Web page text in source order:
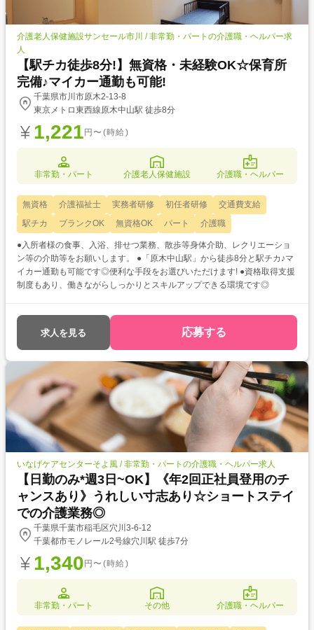
介護老人保健施設サンセール市川 / 非常勤・パートの介護職・ヘルパー求
人
【駅チカ徒歩8分!】無資格・未経験OK☆保育所
完備♪マイカー通勤も可能!
千葉県市川市原木2-13-8
東京メトロ東西線原木中山駅 徒歩8分
1,221 円〜(時給)
非常勤・パート 介護老人保健施設 介護職・ヘルパー
無資格 介護福祉士 実務者研修 初任者研修
交通費支給
駅チカ
ブランクOK 無資格OK パート 介護職
●入所者様の食事、入浴、排せつ業務、散歩等身体介助、レクリエーショ
ン等の介助等をお願いします。 ●「原木中山駅」から徒歩8分と駅チカ♪マ
イカー通勤も可能です◎便利な手段をお選びいただけます! ●資格取得支援
制度もあり、働きながらしっかりとスキルアップできる環境です◎
求人を見る 応募する
いなげケアセンターそよ風 / 非常勤・パートの介護職・ヘルパー求人
【日勤のみ*週3日~OK】《年2回正社員登用のチ
ャンスあり》うれしい寸志あり☆ショートステイ
での介護業務◎
千葉県千葉市稲毛区穴川3-6-12
千葉都市モノレール2号線穴川駅 徒歩7分
1,340 円〜(時給)
非常勤・パート その他 介護職・ヘルパー